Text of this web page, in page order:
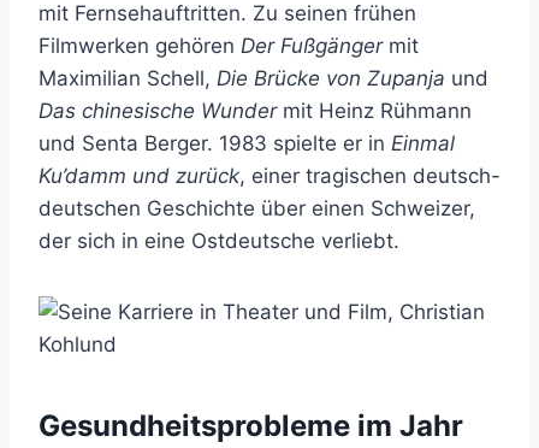
mit Fernsehauftritten. Zu seinen frühen
Filmwerken gehören Der Fußgängermit
Maximilian Schell, Die Brücke von Zupanja und
Das chinesische Wundermit Heinz Rühmann
und Senta Berger. 1983 spielte er in Einmal
Ku’damm und zurück, einer tragischen deutsch-
deutschen Geschichte über einen Schweizer,
der sich in eine Ostdeutsche verliebt.
Gesundheitsprobleme im Jahr